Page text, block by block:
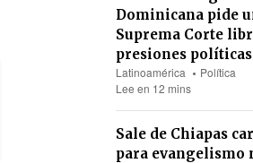
Dominicana pide
Suprema Corte
presiones políticas
Latinoamérica
Política
Lee en 12 mins
Sale de Chiapas
para evangelismo